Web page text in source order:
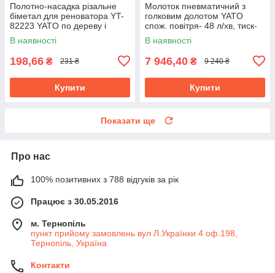
Полотно-насадка різальне
біметал для реноватора YT-
82223 YATO по дереву і
металу, l= 90 мм, w= 65 мм
В наявності
198,66 ₴ 231 ₴
Купити
Молоток пневматичний з
голковим долотом YATO
спож. повітря- 48 л/хв, тиск-
6.3 Bar, 13 голок YT-09913
В наявності
7 946,40 ₴ 9 240 ₴
Купити
Показати ще
Про нас
100% позитивних з 788 відгуків за рік
Працює з 30.05.2016
м. Тернопіль
пункт прийому замовлень вул Л.Українки 4 оф.198,
Тернопіль, Україна
Контакти